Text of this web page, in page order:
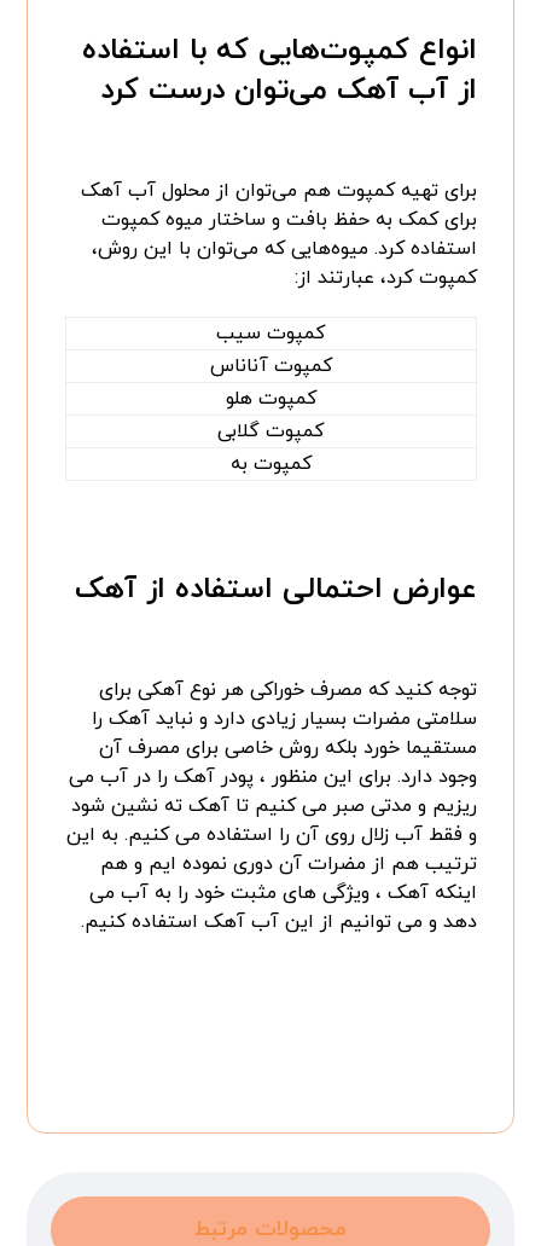
انواع کمپوت‌هایی که با استفاده
از آب آهک می‌توان درست کرد
برای تهیه کمپوت هم می‌توان از محلول آب آهک
برای کمک به حفظ بافت و ساختار میوه کمپوت
استفاده کرد. میوه‌هایی که می‌توان با این روش،
کمپوت کرد، عبارتند از:
کمپوت سیب
کمپوت آناناس
کمپوت هلو
کمپوت گلابی
کمپوت به
عوارض احتمالی استفاده از آهک
توجه کنید که مصرف خوراکی هر نوع آهکی برای
سلامتی مضرات بسیار زیادی دارد و نباید آهک را
مستقیما خورد بلکه روش خاصی برای مصرف آن
وجود دارد. برای این منظور ، پودر آهک را در آب می
ریزیم و مدتی صبر می کنیم تا آهک ته نشین شود
و فقط آب زلال روی آن را استفاده می کنیم. به این
ترتیب هم از مضرات آن دوری نموده ایم و هم
اینکه آهک ، ویژگی های مثبت خود را به آب می
دهد و می توانیم از این آب آهک استفاده کنیم.
محصولات مرتبط